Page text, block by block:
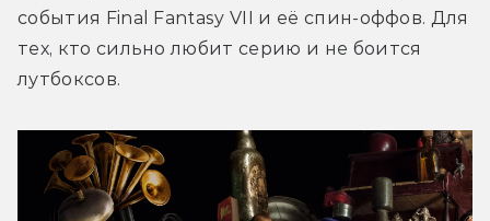
события Final Fantasy VII и её спин-оффов. Для
тех, кто сильно любит серию и не боится
лутбоксов.